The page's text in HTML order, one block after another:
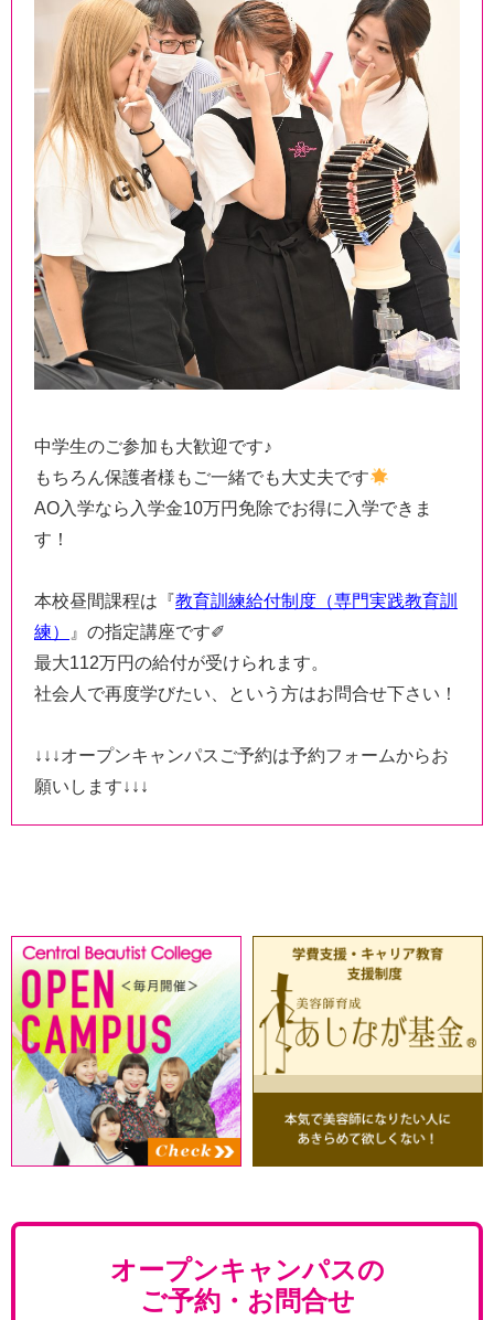
中学生のご参加も大歓迎です♪
もちろん保護者様もご一緒でも大丈夫です
AO入学なら入学金10万円免除でお得に入学できま
す！
本校昼間課程は『教育訓練給付制度（専門実践教育訓
練）
』の指定講座です✐
最大112万円の給付が受けられます。
社会人で再度学びたい、という方はお問合せ下さい！
↓↓↓オープンキャンパスご予約は予約フォームからお
願いします↓↓↓
オープンキャンパスの
ご予約・お問合せ